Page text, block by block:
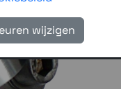
wijzigen